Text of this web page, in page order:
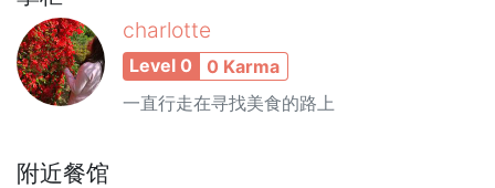
charlotte
Level 0
0 Karma
一直行走在寻找美食的路上
附近餐馆